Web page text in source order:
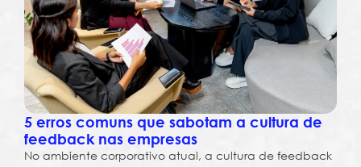
5 erros comuns que sabotam a cultura de
feedback nas empresas
No ambiente corporativo atual, a cultura de feedback